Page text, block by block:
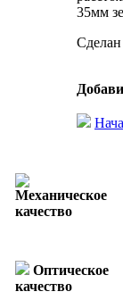
35мм
Механическое
качество
Оптическое
качество